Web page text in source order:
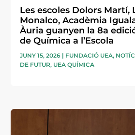
Les escoles Dolors Martí,
Monalco, Acadèmia
Àuria guanyen la 8a
de Química a l’Escola
JUNY 15, 2026 | FUNDACIÓ UEA,
DE FUTUR, UEA QUÍMICA